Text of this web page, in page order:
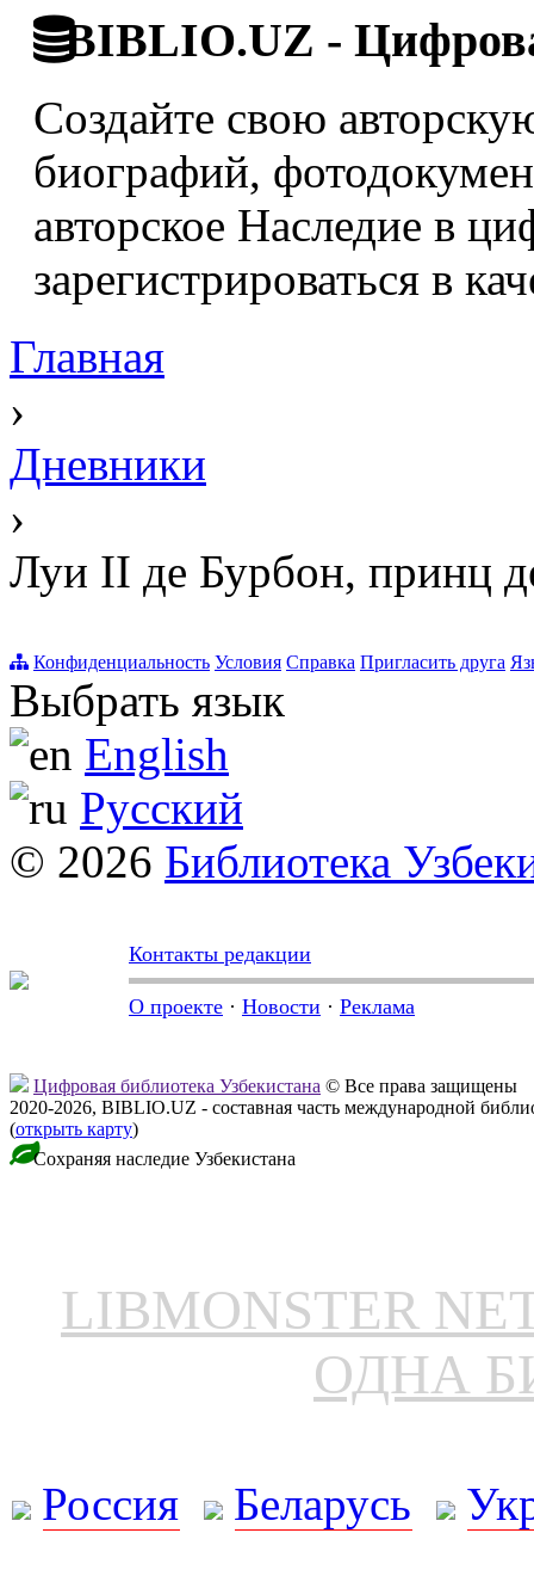
BIBLIO.UZ -
Создайте свою
биографий,
авторское Наследие в
зарегистрироваться в
Главная
›
Дневники
›
Луи II де Бурбон, принц
Конфиденциальность Условия Справка Пригласить друга
Выбрать язык
English
Русский
© 2026 Библиотека
Контакты редакции
О проекте · Новости · Реклама
Цифровая библиотека Узбекистана © Все права защищены
2020-2026, BIBLIO.UZ - составная часть международной
(открыть карту)
Сохраняя наследие Узбекистана
LIBMONSTER
ОДНА
Россия Беларусь